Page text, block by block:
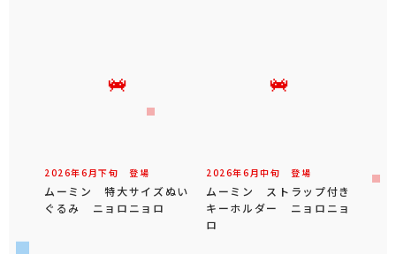
2026年6 月下旬 登場
ムーミン 特大サイズぬい
ぐるみ ニョロニョロ
2026年6 月中旬 登場
ムーミン ストラップ付き
キーホルダー ニョロニョ
ロ